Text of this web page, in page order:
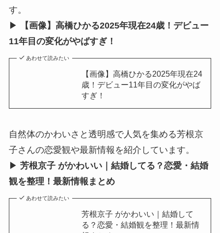
す。
▶︎
【画像】高橋ひかる2025年現在24歳！デビュー
11年目の変化がやばすぎ！
あわせて読みたい
【画像】高橋ひかる2025年現在24
歳！デビュー11年目の変化がやば
すぎ！
自然体のかわいさと透明感で人気を集める芳根京
子さんの恋愛観や最新情報を紹介しています。
▶︎ 芳根京子 がかわいい｜結婚してる？恋愛・結婚
観を整理！最新情報まとめ
あわせて読みたい
芳根京子 がかわいい｜結婚して
る？恋愛・結婚観を整理！最新情